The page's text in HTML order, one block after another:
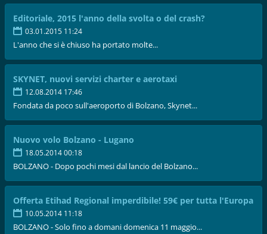
Editoriale, 2015 l'anno della svolta o del crash?
03.01.2015 11:24
L'anno che si è chiuso ha portato molte...
SKYNET, nuovi servizi charter e aerotaxi
12.08.2014 17:46
Fondata da poco sull'aeroporto di Bolzano, Skynet...
Nuovo volo Bolzano - Lugano
18.05.2014 00:18
BOLZANO - Dopo pochi mesi dal lancio del Bolzano...
Offerta Etihad Regional imperdibile! 59€ per tutta l'Europa
10.05.2014 11:18
BOLZANO - Solo fino a domani domenica 11 maggio...